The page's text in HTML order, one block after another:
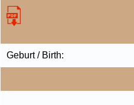
Geburt / Birth: